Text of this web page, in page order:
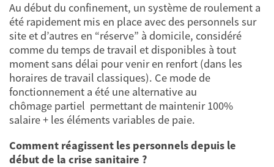
Au début du confinement, un système de roulement a
été rapidement mis en place avec des personnels sur
site et d’autres en “réserve” à domicile, considéré
comme du temps de travail et disponibles à tout
moment sans délai pour venir en renfort (dans les
horaires de travail classiques). Ce mode de
fonctionnement a été une alternative au
chômage partiel permettant de maintenir 100%
salaire + les éléments variables de paie.
Comment réagissent les personnels depuis le
début de la crise sanitaire ?